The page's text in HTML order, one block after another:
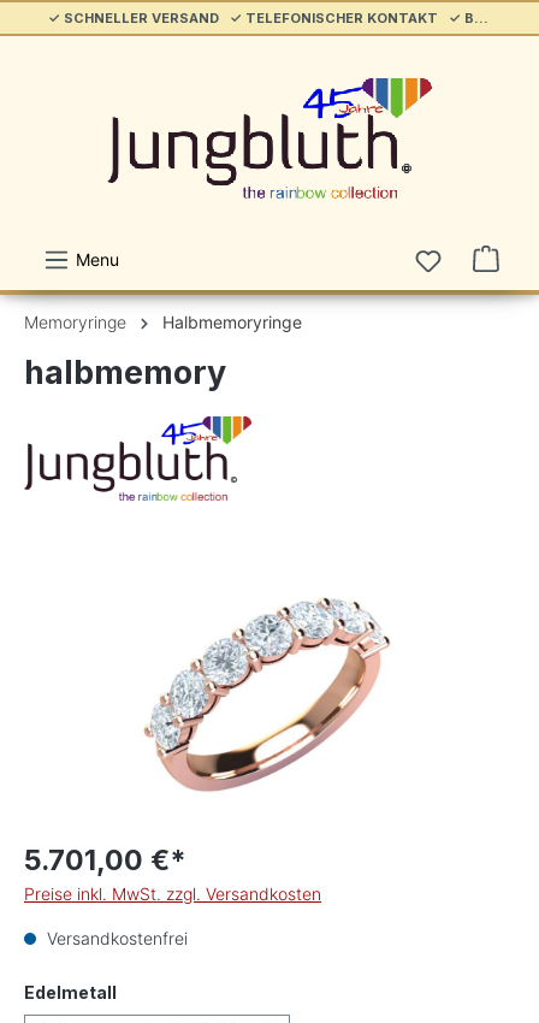
springen ✓ SCHNELLER VERSAND ✓ TELEFONISCHER KONTAKT ✓ BELIEBT & ETABLIERT ✓ SERVICE/HILFE
Menu
Memoryringe Halbmemoryringe
halbmemory
5.701,00 €*
Preise inkl. MwSt. zzgl. Versandkosten
Versandkostenfrei
Edelmetall